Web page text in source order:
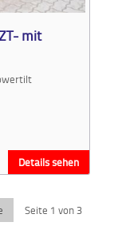
mit
Details sehen
Seite 1 von 3